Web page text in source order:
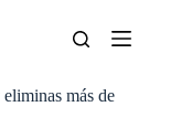
más de